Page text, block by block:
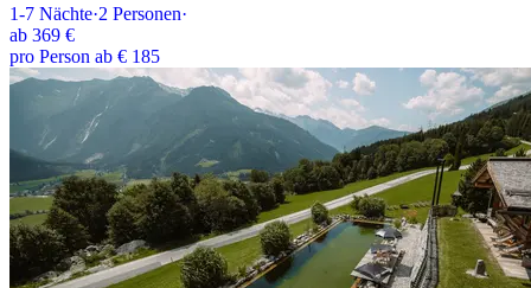
1-7 Nächte·2 Personen·
ab 369 €
pro Person ab € 185